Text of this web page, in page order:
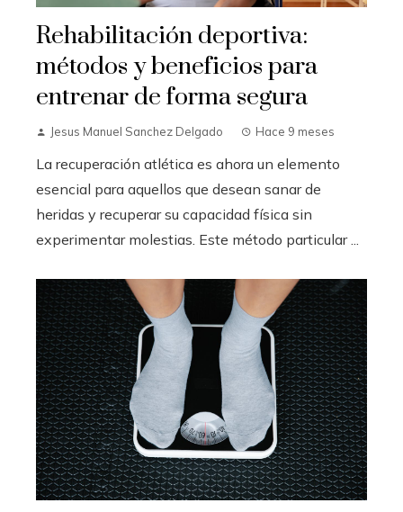
Rehabilitación deportiva:
métodos y beneficios para
entrenar de forma segura
Jesus Manuel Sanchez Delgado Hace 9 meses
La recuperación atlética es ahora un elemento
esencial para aquellos que desean sanar de
heridas y recuperar su capacidad física sin
experimentar molestias. Este método particular ...